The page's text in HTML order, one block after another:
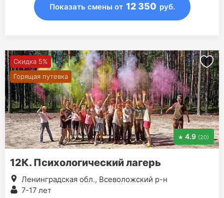
Показать смены от 12 350 руб.
Скидка 5%
Горящая путевка
4.9 (20)
12К. Психологический лагерь
Ленинградская обл., Всеволожский р-н
7-17 лет